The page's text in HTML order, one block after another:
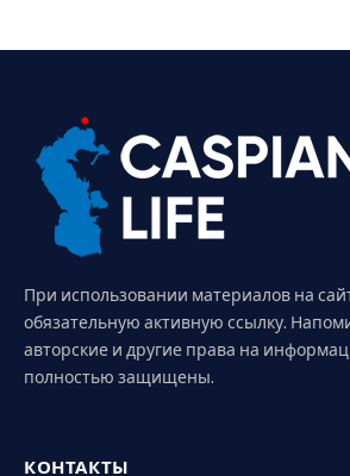
При использовании материалов на
обязательную активную ссылку.
авторские и другие права на
полностью защищены.
КОНТАКТЫ